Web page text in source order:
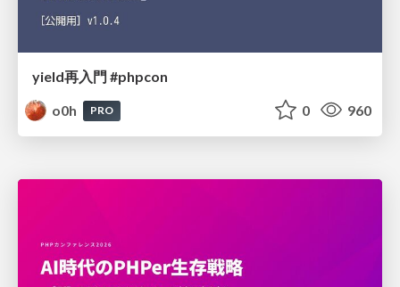
yield再入門 #phpcon
o0h
PRO 0 960